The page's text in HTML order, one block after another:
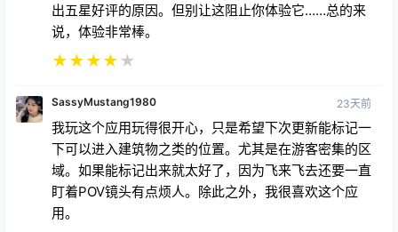
出五星好评的原因。但别让这阻止你体验它……总的来
说，体验非常棒。
★★★★★
SassyMustang1980 23天前
我玩这个应用玩得很开心，只是希望下次更新能标记一
下可以进入建筑物之类的位置。尤其是在游客密集的区
域。如果能标记出来就太好了，因为飞来飞去还要一直
盯着POV镜头有点烦人。除此之外，我很喜欢这个应
用。